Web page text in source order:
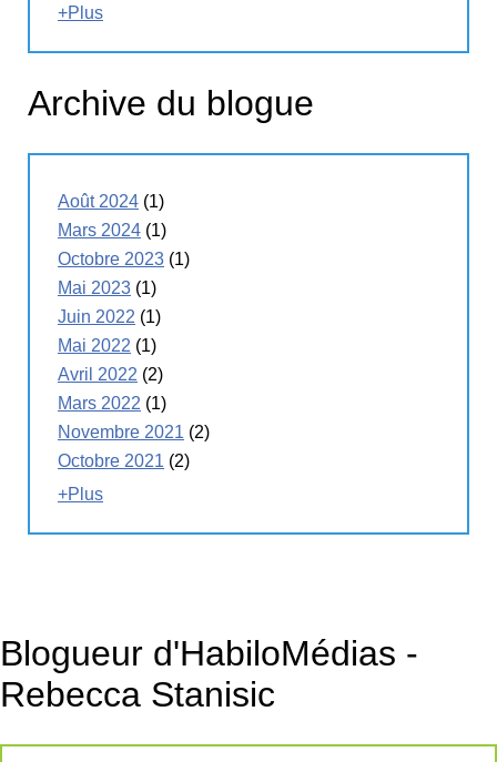
+Plus
Archive du blogue
Août 2024 (1)
Mars 2024 (1)
Octobre 2023 (1)
Mai 2023 (1)
Juin 2022 (1)
Mai 2022 (1)
Avril 2022 (2)
Mars 2022 (1)
Novembre 2021 (2)
Octobre 2021 (2)
+Plus
Blogueur d'HabiloMédias -
Rebecca Stanisic